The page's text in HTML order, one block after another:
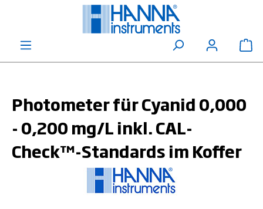
Photometer für Cyanid 0,000
- 0,200 mg/L inkl. CAL-
Check™-Standards im Koffer